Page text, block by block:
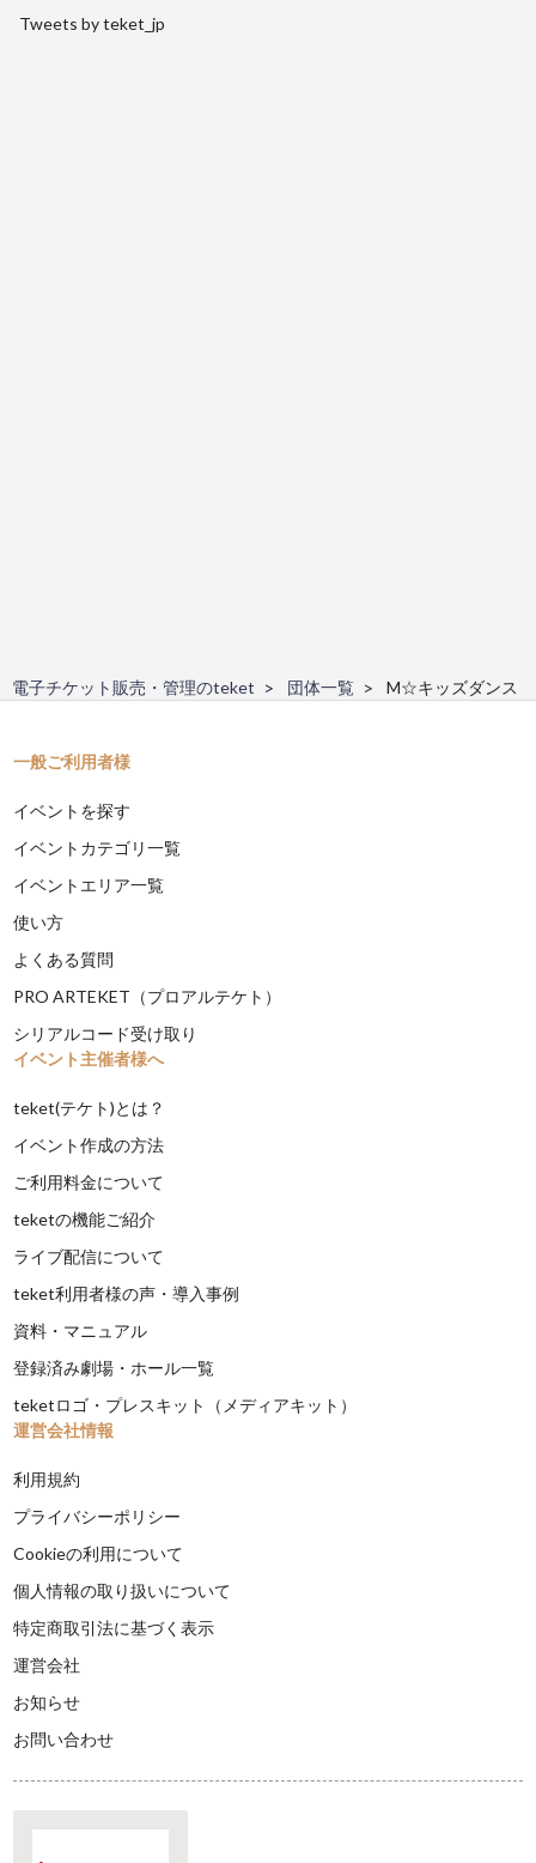
Tweets by teket_jp
電子チケット販売・管理のteket 団体一覧 M☆キッズダンス
一般ご利用者様
イベントを探す
イベントカテゴリ一覧
イベントエリア一覧
使い方
よくある質問
PRO ARTEKET（プロアルテケト）
シリアルコード受け取り
イベント主催者様へ
teket(テケト)とは？
イベント作成の方法
ご利用料金について
teketの機能ご紹介
ライブ配信について
teket利用者様の声・導入事例
資料・マニュアル
登録済み劇場・ホール一覧
teketロゴ・プレスキット（メディアキット）
運営会社情報
利用規約
プライバシーポリシー
Cookieの利用について
個人情報の取り扱いについて
特定商取引法に基づく表示
運営会社
お知らせ
お問い合わせ